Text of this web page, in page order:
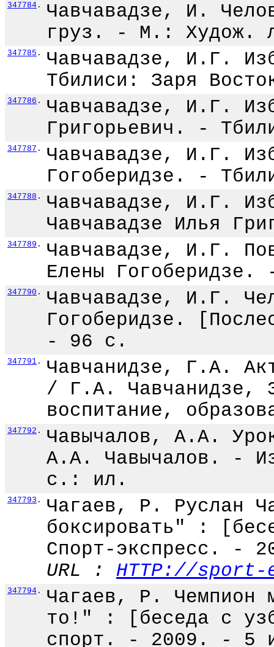
347784 .
Чавчавадзе, И.
груз. - М.: Худож.
347785 .
Чавчавадзе, И.Г.
Тбилиси: Заря
347786 .
Чавчавадзе, И.Г.
Григорьевич. -
347787 .
Чавчавадзе, И.Г.
Гогоберидзе. -
347788 .
Чавчавадзе, И.Г.
Чавчавадзе Илья
347789 .
Чавчавадзе, И.Г.
Елены
347790 .
Чавчавадзе, И.Г.
Гогоберидзе.
- 96 с.
347791 .
Чавчанидзе, Г.А.
/ Г.А. Чавчанидзе,
воспитание,
347792 .
Чавычалов, А.А.
А.А. Чавычалов. -
с.: ил.
347793 .
Чагаев, Р. Руслан
боксировать" :
Спорт-экспресс.
URL : HTTP://sport-
347794 .
Чагаев, Р. Чемпион
то!" : [беседа с
спорт. - 2009. - 5